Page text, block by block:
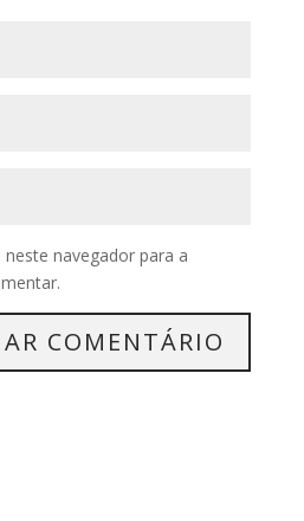
neste navegador para a